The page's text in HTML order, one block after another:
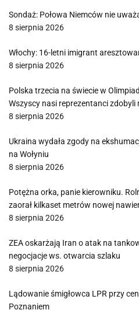
Sondaż: Połowa Niemców nie
8 sierpnia 2026
Włochy: 16-letni imigrant
8 sierpnia 2026
Polska trzecia na świecie w
Wszyscy nasi reprezentanci zdobyli
8 sierpnia 2026
Ukraina wydała zgody na
na Wołyniu
8 sierpnia 2026
Potężna orka, panie kierowniku.
zaorał kilkaset metrów nowej
8 sierpnia 2026
ZEA oskarżają Iran o atak na
negocjacje ws. otwarcia szlaku
8 sierpnia 2026
Lądowanie śmigłowca LPR przy
Poznaniem